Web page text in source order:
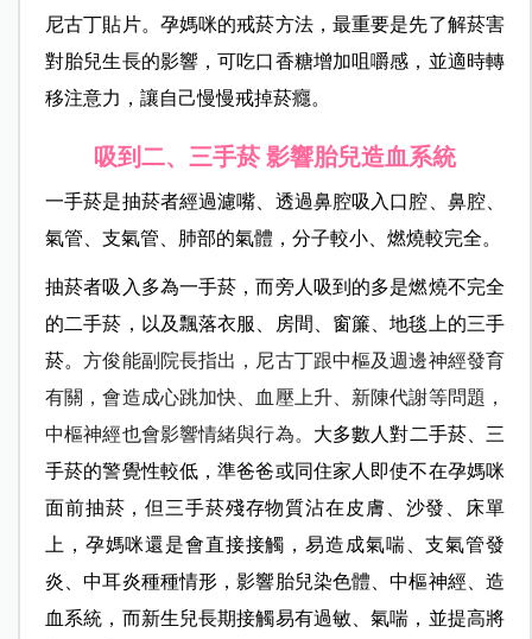
尼古丁貼片。孕媽咪的戒菸方法，最重要是先了解菸害
對胎兒生長的影響，可吃口香糖增加咀嚼感，並適時轉
移注意力，讓自己慢慢戒掉菸癮。
吸到二、三手菸 影響胎兒造血系統
一手菸是抽菸者經過濾嘴、透過鼻腔吸入口腔、鼻腔、
氣管、支氣管、肺部的氣體，分子較小、燃燒較完全。
抽菸者吸入多為一手菸，而旁人吸到的多是燃燒不完全
的二手菸，以及飄落衣服、房間、窗簾、地毯上的三手
菸。方俊能副院長指出，尼古丁跟中樞及週邊神經發育
有關，會造成心跳加快、血壓上升、新陳代謝等問題，
中樞神經也會影響情緒與行為。 大多數人對二手菸、三
手菸的警覺性較低，準爸爸或同住家人即使不在孕媽咪
面前抽菸，但三手菸殘存物質沾在皮膚、沙發、床單
上，孕媽咪還是會直接接觸，易造成氣喘、支氣管發
炎、中耳炎種種情形，影響胎兒染色體、中樞神經、造
血系統，而新生兒長期接觸易有過敏、氣喘，並提高將